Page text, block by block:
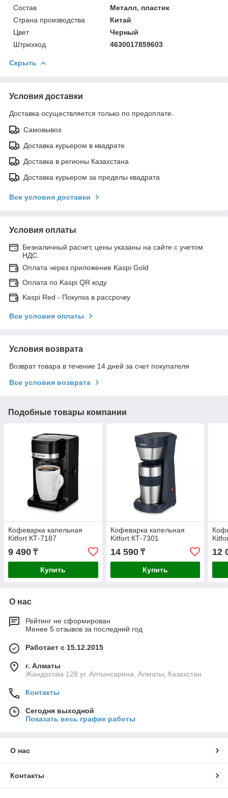
Состав
Металл, пластик
Страна производства
Китай
Цвет
Черный
Штрихкод
4630017859603
Скрыть
Условия доставки
Доставка осуществляется только по предоплате.
Самовывоз
Доставка курьером в квадрате
Доставка в регионы Казахстана
Доставка курьером за пределы квадрата
Все условия доставки
Условия оплаты
Безналичный расчет, цены указаны на сайте с учетом
НДС.
Оплата через приложение Kaspi Gold
Оплата по Kaspi QR коду
Kaspi Red - Покупка в рассрочку
Все условия оплаты
Условия возврата
Возврат товара в течение 14 дней за счет покупателя
Все условия возврата
Подобные товары компании
Кофеварка капельная
Kitfort КТ-7187
9 490 ₸
Купить
Кофеварка капельная
Kitfort КТ-7301
14 590₸
Купить
12
О нас
Рейтинг не сформирован
Менее 5 отзывов за последний год
Работает с 15.12.2015
г. Алматы
Жандосова 128 уг. Алтынсарина, Алматы, Казахстан
Контакты
Сегодня выходной
Показать весь график работы
О нас
Контакты